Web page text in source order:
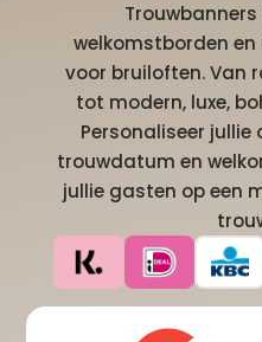
welkomstborden
voor bruiloften. Van
tot modern, luxe,
Personaliseer
trouwdatum en
jullie gasten op een